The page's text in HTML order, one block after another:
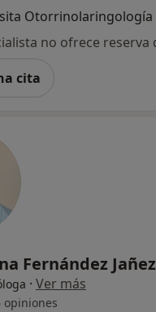
Otorrinolaringología
cita
Fernández Jañez
· Ver más
opiniones